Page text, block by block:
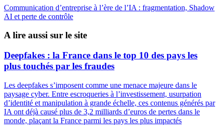
Communication d’entreprise à l’ère de l’IA : fragmentation, Shadow
AI et perte de contrôle
A lire aussi sur le site
Deepfakes : la France dans le top 10 des pays les
plus touchés par les fraudes
Les deepfakes s’imposent comme une menace majeure dans le
paysage cyber. Entre escroqueries à l’investissement, usurpation
d’identité et manipulation à grande échelle, ces contenus générés par
IA ont déjà causé plus de 3,2 milliards d’euros de pertes dans le
monde, plaçant la France parmi les pays les plus impactés